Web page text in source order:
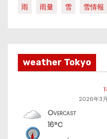
雨
雨量 雪 雪情報
weather Tokyo
2026年3
Overcast
16°C